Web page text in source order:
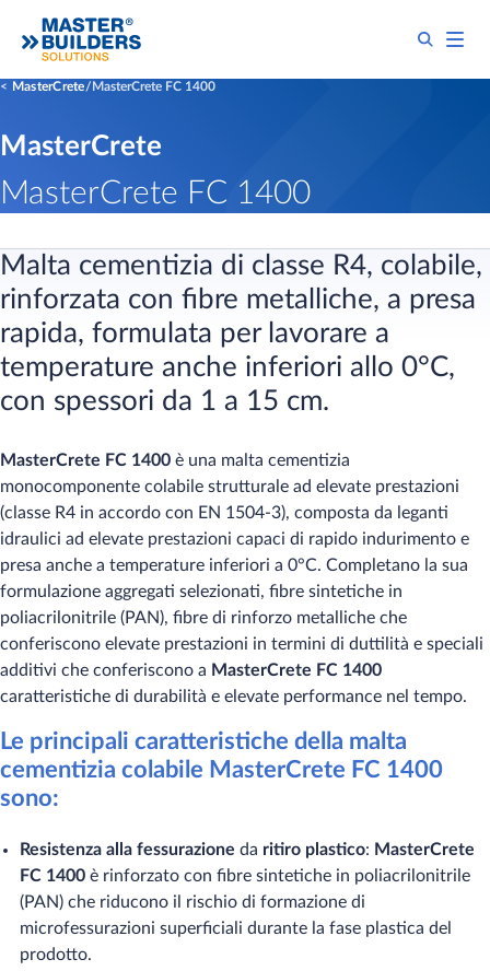
MasterCrete MasterCrete FC 1400
MasterCrete
MasterCrete FC 1400
Malta cementizia di classe R4, colabile,
rinforzata con fibre metalliche, a presa
rapida, formulata per lavorare a
temperature anche inferiori allo 0°C,
con spessori da 1 a 15 cm.
MasterCrete FC 1400 è una malta cementizia
monocomponente colabile strutturale ad elevate prestazioni
(classe R4 in accordo con EN 1504-3), composta da leganti
idraulici ad elevate prestazioni capaci di rapido indurimento e
presa anche a temperature inferiori a 0°C. Completano la sua
formulazione aggregati selezionati, fibre sintetiche in
poliacrilonitrile (PAN), fibre di rinforzo metalliche che
conferiscono elevate prestazioni in termini di duttilità e speciali
additivi che conferiscono a MasterCrete FC 1400
caratteristiche di durabilità e elevate performance nel tempo.
Le principali caratteristiche della malta
cementizia colabile MasterCrete FC 1400
sono:​
Resistenza alla fessurazione da ritiro plastico: MasterCrete
FC 1400 è rinforzato con fibre sintetiche in poliacrilonitrile
(PAN) che riducono il rischio di formazione di
microfessurazioni superficiali durante la fase plastica del
prodotto.